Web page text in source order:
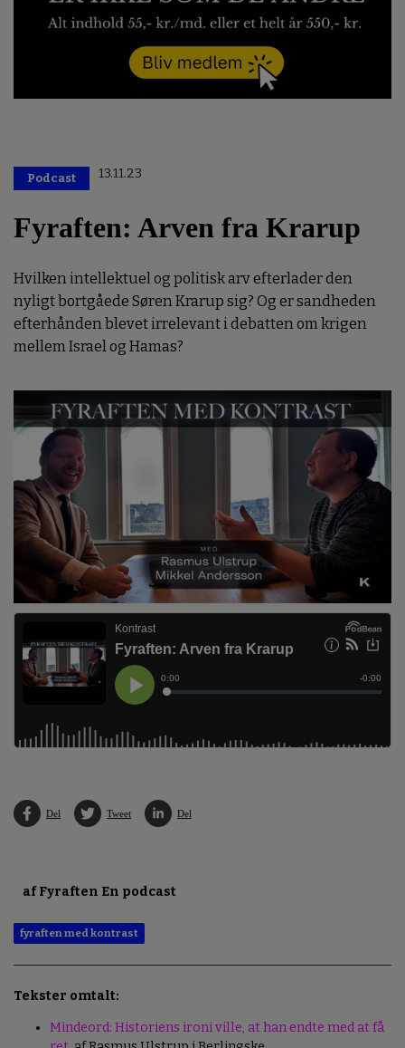
Podcast 13.11.23
Fyraften: Arven fra Krarup
Hvilken intellektuel og politisk arv efterlader den
nyligt bortgåede Søren Krarup sig? Og er sandheden
efterhånden blevet irrelevant i debatten om krigen
mellem Israel og Hamas?
Del Tweet Del
af Fyraften En podcast
fyraften med kontrast
Tekster omtalt:
Mindeord: Historiens ironi ville, at han endte med at få